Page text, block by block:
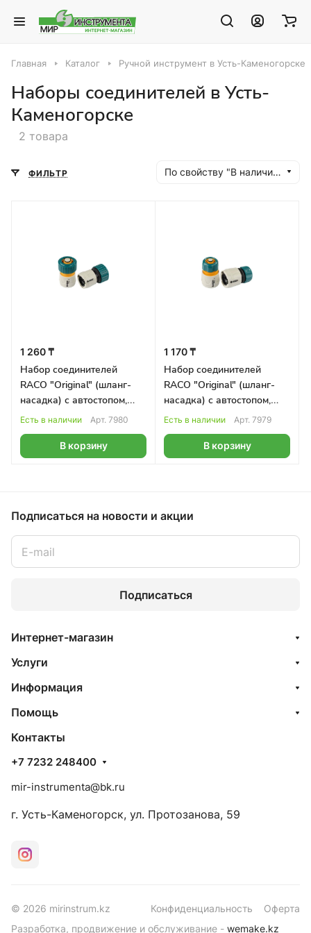
Главная Каталог Ручной инструмент в Усть-Каменогорске
Наборы соединителей в Усть-
Каменогорске
2 товара
ФИЛЬТР По свойству "В наличии" (убывание)
1 260 ₸
Набор соединителей
RACO "Original" (шланг-
насадка) с автостопом,
3/4"
Есть в наличии Арт. 7980
В корзину
1 170 ₸
Набор соединителей
RACO "Original" (шланг-
насадка) с автостопом,
1/2"
Есть в наличии Арт. 7979
В корзину
Подписаться на новости и акции
Подписаться
Интернет-магазин
Услуги
Информация
Помощь
Контакты
+7 7232 248400
mir-instrumenta@bk.ru
г. Усть-Каменогорск, ул. Протозанова, 59
© 2026 mirinstrum.kz Конфиденциальность
Оферта
Разработка, продвижение и обслуживание - wemake.kz